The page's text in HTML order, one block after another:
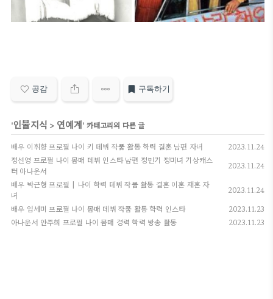
공감 구독하기
'인물지식 > 연예계' 카테고리의 다른 글
배우 이휘향 프로필 나이 키 데뷔 작품 활동 학력 결혼 남편 자녀 2023.11.24
정선영 프로필 나이 몸매 데뷔 인스타 남편 정민기 정미녀 기상캐스
터 아나운서
2023.11.24
배우 박근형 프로필 | 나이 학력 데뷔 작품 활동 결혼 이혼 재혼 자
녀
2023.11.24
배우 임세미 프로필 나이 몸매 데뷔 작품 활동 학력 인스타 2023.11.23
아나운서 안주희 프로필 나이 몸매 경력 학력 방송 활동 2023.11.23